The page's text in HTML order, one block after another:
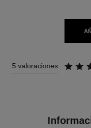
5 valoraciones